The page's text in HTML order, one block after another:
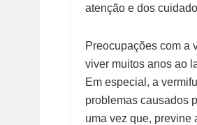
atenção e dos
Preocupações com a
viver muitos anos ao
Em especial, a
problemas causados
uma vez que, previne